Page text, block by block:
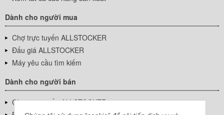
Dành cho người mua
Chợ trực tuyến ALLSTOCKER
Đấu giá ALLSTOCKER
Máy yêu cầu tìm kiếm
Dành cho người bán
Chợ trực tuyến ALLSTOCKER